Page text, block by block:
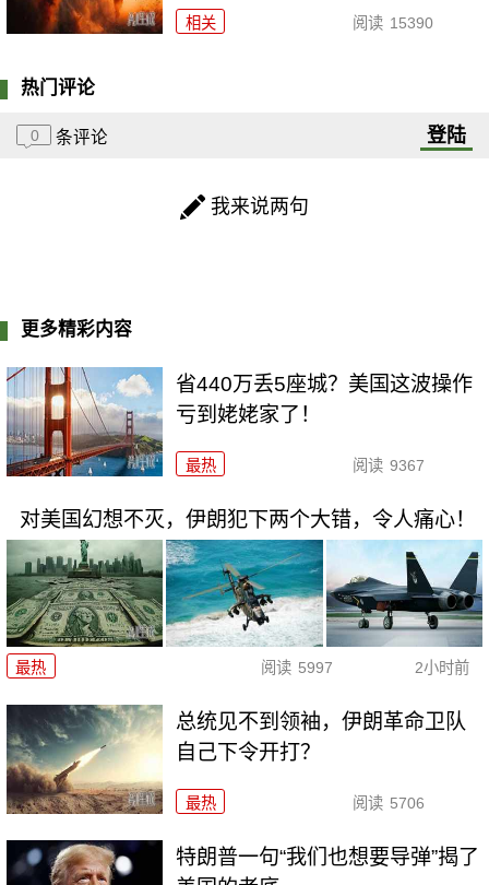
相关 阅读 15390
热门评论
0 条评论 登陆
我来说两句
更多精彩内容
省440万丢5座城？美国这波操作
亏到姥姥家了！
最热 阅读 9367
对美国幻想不灭，伊朗犯下两个大错，令人痛心！
最热 阅读 5997 2小时前
总统见不到领袖，伊朗革命卫队
自己下令开打？
最热 阅读 5706
特朗普一句“我们也想要导弹”揭了